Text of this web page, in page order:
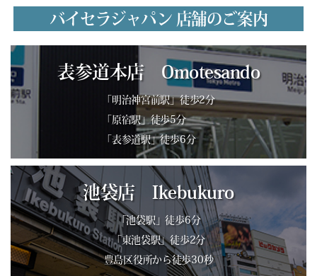
バイセラジャパン 店舗のご案内
表参道本店 Omotesando
「明治神宮前駅」徒歩2分
「原宿駅」徒歩5分
「表参道駅」徒歩6分
池袋店 Ikebukuro
「池袋駅」徒歩6分
「東池袋駅」徒歩2分
豊島区役所から徒歩30秒